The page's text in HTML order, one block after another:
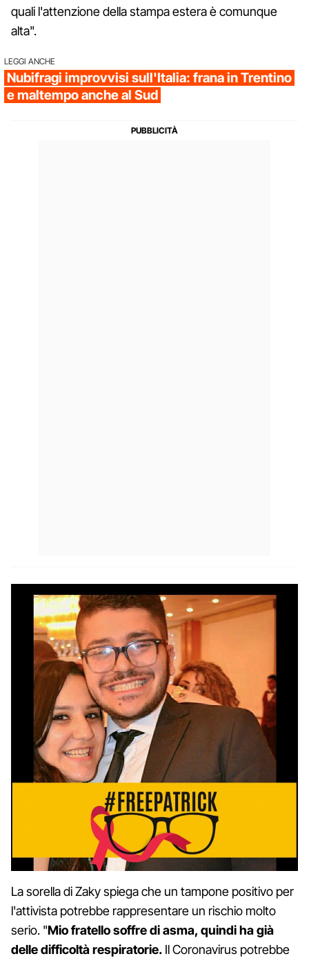
quali l'attenzione della stampa estera è comunque
alta".
LEGGI ANCHE
Nubifragi improvvisi sull'Italia: frana in Trentino
e maltempo anche al Sud
La sorella di Zaky spiega che un tampone positivo per
l'attivista potrebbe rappresentare un rischio molto
serio. "Mio fratello soffre di asma, quindi ha già
delle difficoltà respiratorie. Il Coronavirus potrebbe